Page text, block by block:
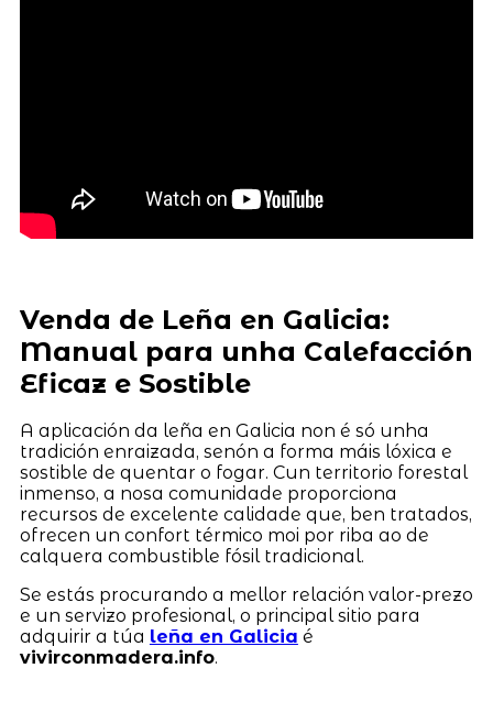
Venda de Leña en Galicia:
Manual para unha Calefacción
Eficaz e Sostible
A aplicación da leña en Galicia non é só unha
tradición enraizada, senón a forma máis lóxica e
sostible de quentar o fogar. Cun territorio forestal
inmenso, a nosa comunidade proporciona
recursos de excelente calidade que, ben tratados,
ofrecen un confort térmico moi por riba ao de
calquera combustible fósil tradicional.
Se estás procurando a mellor relación valor-prezo
e un servizo profesional, o principal sitio para
adquirir a túa leña en Galicia é
vivirconmadera.info.